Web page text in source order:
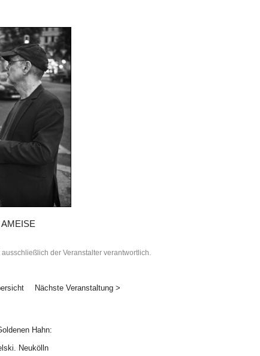
der Veranstalter verantwortlich.
AMEISE
Nächste Veranstaltung >
Hahn:
Neukölln